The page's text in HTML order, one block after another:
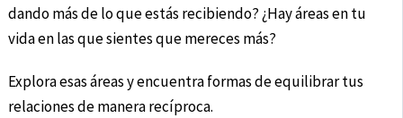
dando más de lo que estás recibiendo? ¿Hay áreas en tu
vida en las que sientes que mereces más?
Explora esas áreas y encuentra formas de equilibrar tus
relaciones de manera recíproca.